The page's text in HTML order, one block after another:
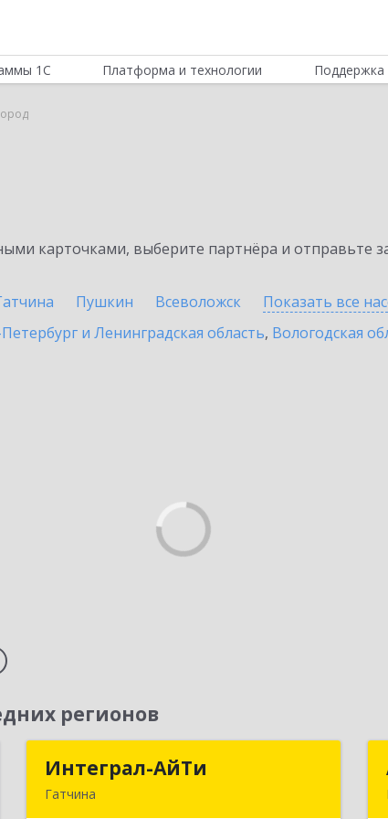
1С Платформа и технологии Поддержка
карточками, выберите партнёра и отправьте
Пушкин Всеволожск Показать все
и Ленинградская область, Вологодская
регионов
Интеграл-АйТи
Гатчина
Интеграл-АйТи